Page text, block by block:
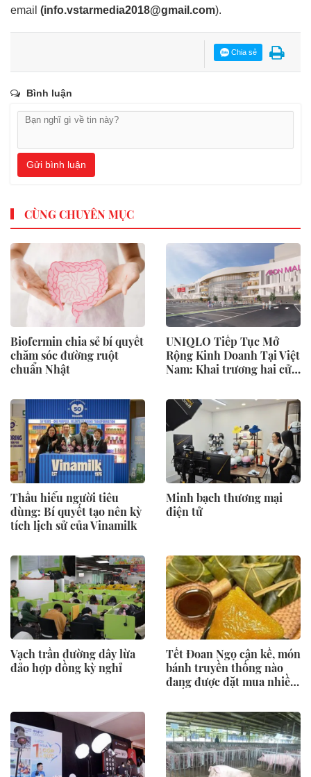
email (info.vstarmedia2018@gmail.com).
Chia sẻ
Bình luận
Gửi bình luận
CÙNG CHUYÊN MỤC
Biofermin chia sẻ bí quyết
chăm sóc đường ruột
chuẩn Nhật
UNIQLO Tiếp Tục Mở
Rộng Kinh Doanh Tại Việt
Nam: Khai trương hai cửa
và Hạ Long vào mùa Thu
Đông 2026
Thấu hiểu người tiêu
dùng: Bí quyết tạo nên kỳ
tích lịch sử của Vinamilk
Minh bạch thương mại
điện tử
Vạch trần đường dây lừa
đảo hợp đồng kỳ nghỉ
Tết Đoan Ngọ cận kề, món
bánh truyền thống nào
đang được đặt mua nhiều